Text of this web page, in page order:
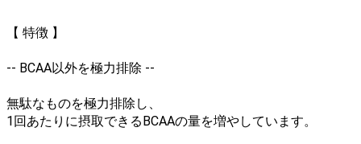
【 特徴 】
-- BCAA以外を極力排除 --
無駄なものを極力排除し、
1回あたりに摂取できるBCAAの量を増やしています。
マクダビッド